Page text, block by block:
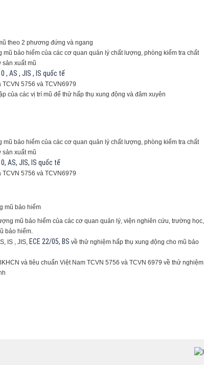
theo 2 phương đứng và ngang
bảo hiểm của các cơ quan quản lý chất lượng, phòng kiểm tra chất
xuất mũ
, AS , JIS , IS quốc tế
5756 và TCVN6979
của các vị trí mũ để thử hấp thụ xung động và đâm xuyên
bảo hiểm của các cơ quan quản lý chất lượng, phòng kiểm tra chất
xuất mũ
AS, JIS, IS quốc tế
5756 và TCVN6979
mũ bảo hiểm
mũ bảo hiểm của các cơ quan quản lý, viện nghiên cứu, trường học,
bảo hiểm.
IS , JIS, ECE 22/05, BS về thử nghiệm hấp thụ xung động cho mũ bảo
và tiêu chuẩn Việt Nam TCVN 5756 và TCVN 6979 về thử nghiệm